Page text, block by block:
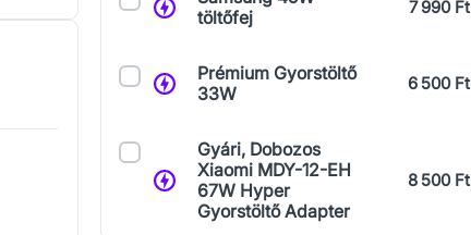
töltőfej
7 990 Ft
Prémium Gyorstöltő
33W
6 500 Ft
Gyári, Dobozos
Xiaomi MDY-12-EH
67W Hyper
Gyorstöltő Adapter
8 500 Ft